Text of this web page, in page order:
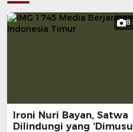
8
Ironi Nuri Bayan, Satwa
Dilindungi yang